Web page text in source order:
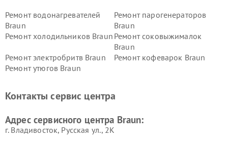
Ремонт водонагревателей
Braun
Ремонт парогенераторов
Braun
Ремонт холодильников Braun Ремонт соковыжималок
Braun
Ремонт электробритв Braun
Ремонт кофеварок Braun
Ремонт утюгов Braun
Контакты сервис центра
Адрес сервисного центра Braun:
г. Владивосток, Русская ул., 2К